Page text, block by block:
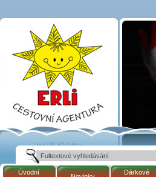
Termín 13.11.2026 -
21.11.2026
(Maďarsko, termální
lázně TAPOLCA -
hotel PELION: AKCE
8=6) | Cestovní
kancelář ERLI zájezdy
Maďarsko, dovolená v
Maďarsku, pobyty,
termály
Úvodní
Dárkové